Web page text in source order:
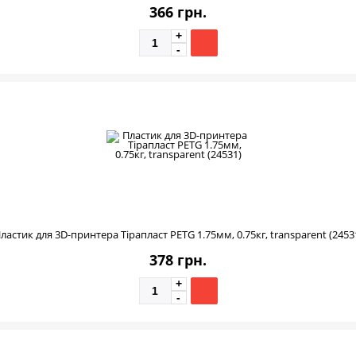
366 грн.
для 3D-принтера Тірапласт PETG 1.75мм, 0.75кг, transparent
378 грн.